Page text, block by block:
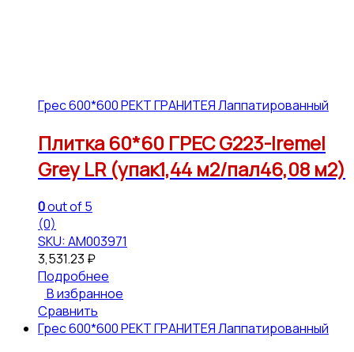
Грес 600*600 РЕКТ ГРАНИТЕЯ Лаппатированный
Плитка 60*60 ГРЕС G223-Iremel
Grey LR (упак1,44 м2/пал46,08 м2)
0out of 5
(0)
SKU: АМ003971
3,531.23 ₽
Подробнее
В избранное
Сравнить
Грес 600*600 РЕКТ ГРАНИТЕЯ Лаппатированный